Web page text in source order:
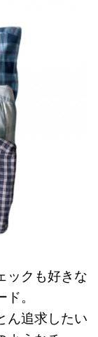
ックも好きな
。
ん追求したい